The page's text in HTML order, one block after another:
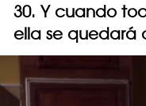
30. Y cuando
ella se quedará